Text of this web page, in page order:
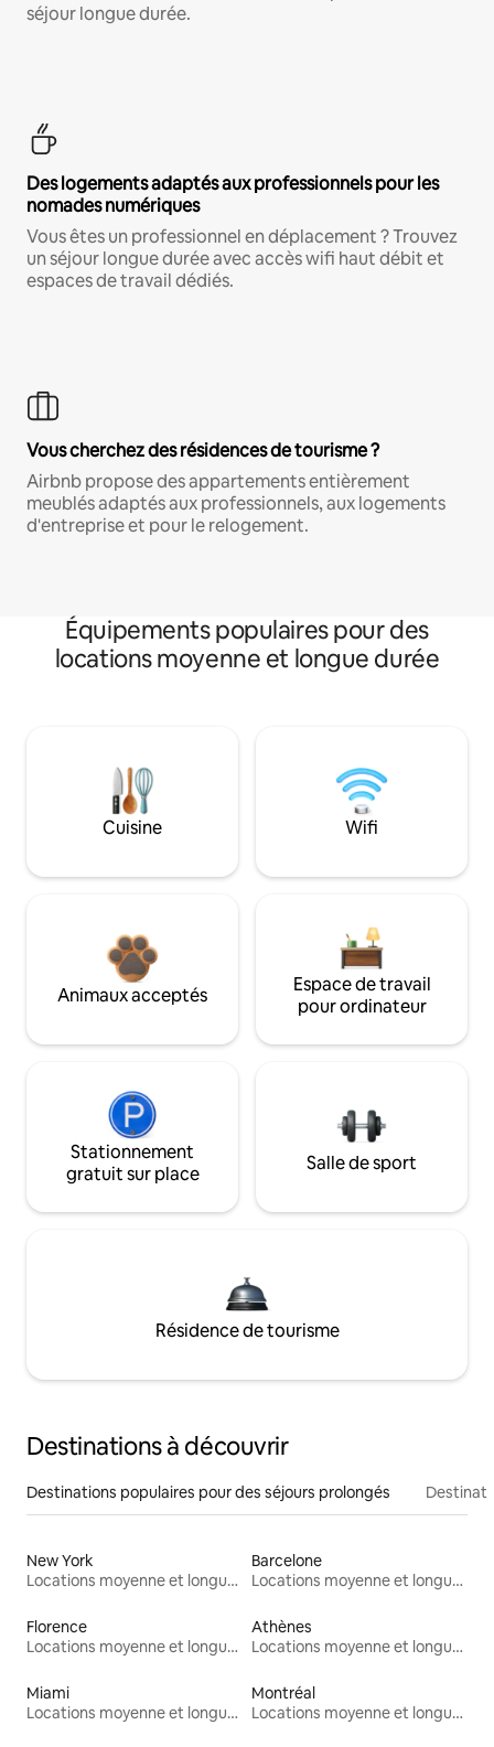
séjour longue durée.
Des logements adaptés aux professionnels pour les
nomades numériques
Vous êtes un professionnel en déplacement ? Trouvez
un séjour longue durée avec accès wifi haut débit et
espaces de travail dédiés.
Vous cherchez des résidences de tourisme ?
Airbnb propose des appartements entièrement
meublés adaptés aux professionnels, aux logements
d'entreprise et pour le relogement.
Équipements populaires pour des
locations moyenne et longue durée
Cuisine Wifi
Animaux acceptés
Espace de travail
pour ordinateur
Stationnement
gratuit sur place
Salle de sport
Résidence de tourisme
Destinations à découvrir
Destinations populaires pour des séjours prolongés
New York
Locations moyenne et longue durée
Barcelone
Locations moyenne et longue durée
Florence
Locations moyenne et longue durée
Athènes
Locations moyenne et longue durée
Miami
Locations moyenne et longue durée
Montréal
Locations moyenne et longue durée